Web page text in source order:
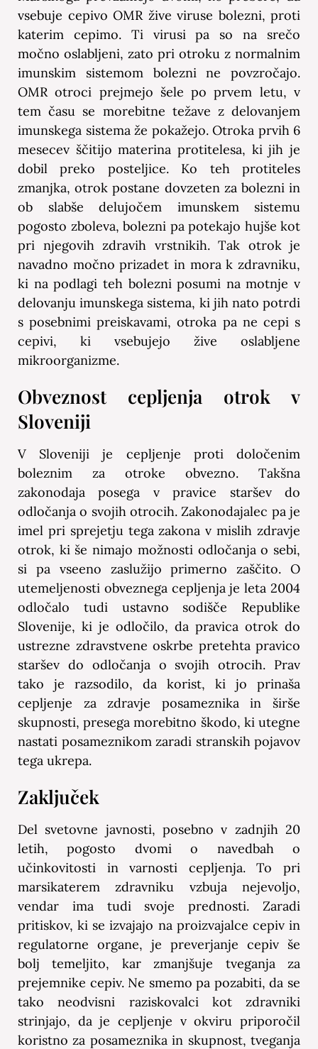
vsebuje cepivo OMR žive viruse bolezni, proti
katerim cepimo. Ti virusi pa so na srečo
močno oslabljeni, zato pri otroku z normalnim
imunskim sistemom bolezni ne povzročajo.
OMR otroci prejmejo šele po prvem letu, v
tem času se morebitne težave z delovanjem
imunskega sistema že pokažejo. Otroka prvih 6
mesecev ščitijo materina protitelesa, ki jih je
dobil preko posteljice. Ko teh protiteles
zmanjka, otrok postane dovzeten za bolezni in
ob slabše delujočem imunskem sistemu
pogosto zboleva, bolezni pa potekajo hujše kot
pri njegovih zdravih vrstnikih. Tak otrok je
navadno močno prizadet in mora k zdravniku,
ki na podlagi teh bolezni posumi na motnje v
delovanju imunskega sistema, ki jih nato potrdi
s posebnimi preiskavami, otroka pa ne cepi s
cepivi, ki vsebujejo žive oslabljene
mikroorganizme.
Obveznost cepljenja otrok v
Sloveniji
V Sloveniji je cepljenje proti določenim
boleznim za otroke obvezno. Takšna
zakonodaja posega v pravice staršev do
odločanja o svojih otrocih. Zakonodajalec pa je
imel pri sprejetju tega zakona v mislih zdravje
otrok, ki še nimajo možnosti odločanja o sebi,
si pa vseeno zaslužijo primerno zaščito. O
utemeljenosti obveznega cepljenja je leta 2004
odločalo tudi ustavno sodišče Republike
Slovenije, ki je odločilo, da pravica otrok do
ustrezne zdravstvene oskrbe pretehta pravico
staršev do odločanja o svojih otrocih. Prav
tako je razsodilo, da korist, ki jo prinaša
cepljenje za zdravje posameznika in širše
skupnosti, presega morebitno škodo, ki utegne
nastati posameznikom zaradi stranskih pojavov
tega ukrepa.
Zaključek
Del svetovne javnosti, posebno v zadnjih 20
letih, pogosto dvomi o navedbah o
učinkovitosti in varnosti cepljenja. To pri
marsikaterem zdravniku vzbuja nejevoljo,
vendar ima tudi svoje prednosti. Zaradi
pritiskov, ki se izvajajo na proizvajalce cepiv in
regulatorne organe, je preverjanje cepiv še
bolj temeljito, kar zmanjšuje tveganja za
prejemnike cepiv. Ne smemo pa pozabiti, da se
tako neodvisni raziskovalci kot zdravniki
strinjajo, da je cepljenje v okviru priporočil
koristno za posameznika in skupnost, tveganja